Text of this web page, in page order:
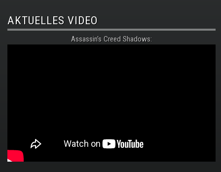
AKTUELLES VIDEO
Assassin's Creed Shadows: